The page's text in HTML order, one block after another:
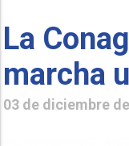
La
marcha
03 de diciembre